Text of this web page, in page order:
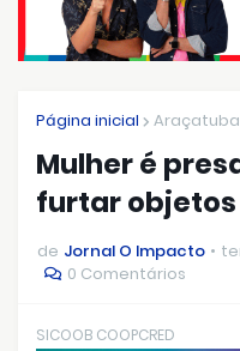
Página inicial Araçatuba
Mulher é
furtar
de Jornal O Impacto
0 Comentários
SICOOB COOPCRED